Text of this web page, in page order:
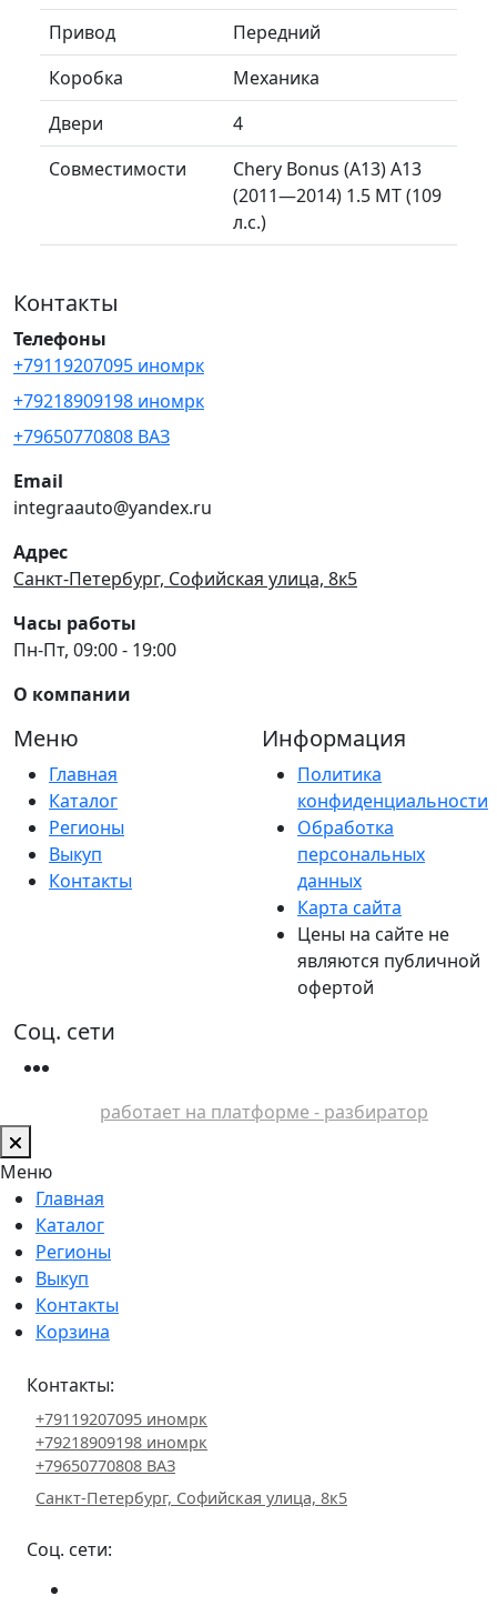
Привод
Передний
Коробка
Механика
Двери
4
Совместимости
Chery Bonus (A13) A13
(2011—2014) 1.5 MT (109
л.с.)
Контакты
Телефоны
+79119207095 иномрк
+79218909198 иномрк
+79650770808 ВАЗ
Email
integraauto@yandex.ru
Адрес
Санкт-Петербург, Софийская улица, 8к5
Часы работы
Пн-Пт, 09:00 - 19:00
О компании
Меню
Главная
Каталог
Регионы
Выкуп
Контакты
Информация
Политика
конфиденциальности
Обработка
персональных
данных
Карта сайта
Цены на сайте не
являются публичной
офертой
Соц. сети
работает на платформе - разбиратор
Меню
Главная
Каталог
Регионы
Выкуп
Контакты
Корзина
Контакты:
+79119207095 иномрк
+79218909198 иномрк
+79650770808 ВАЗ
Санкт-Петербург, Софийская улица, 8к5
Соц. сети: